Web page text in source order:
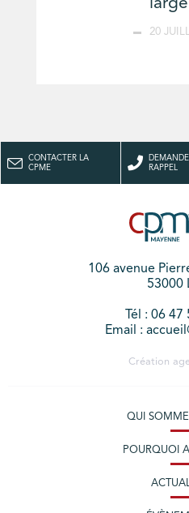
20
CONTACTER LA
CPME
RAPPEL
106 avenue
53000
Tél : 06
Email :
Création
QUI
POURQUOI